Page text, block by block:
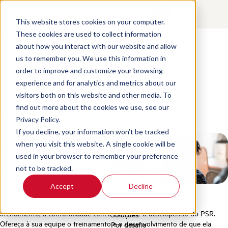
This website stores cookies on your computer.
These cookies are used to collect information
about how you interact with our website and allow
us to remember you. We use this information in
order to improve and customize your browsing
experience and for analytics and metrics about our
visitors both on this website and other media. To
find out more about the cookies we use, see our
Privacy Policy.
If you decline, your information won’t be tracked
when you visit this website. A single cookie will be
used in your browser to remember your preference
not to be tracked.
Accept Decline
Produtos
Nossos produtos
Scorebuddy QA
Scorebuddy BI
Scorebuddy AI
Scorebuddy Learning
Soluções
Por desafio
Home / Pt Br / Healthcare
Saúde
Melhores interações com os
pacientes. Melhor apoio para quem
os orienta.
atendimento, a conformidade com a HIPAA e o desempenho do PSR.
Ofereça à sua equipe o treinamento e o desenvolvimento de que ela